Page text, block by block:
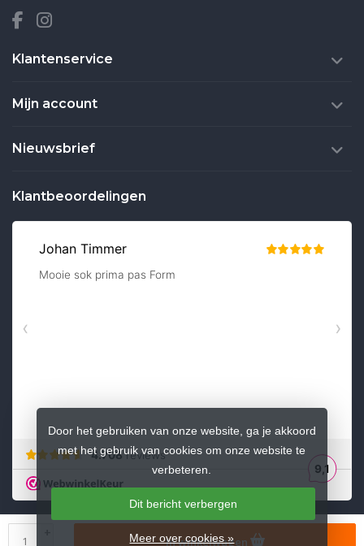
In winkelwagen
Klantenservice
Mijn account
Nieuwsbrief
Klantbeoordelingen
Door het gebruiken van onze website, ga je akkoord
met het gebruik van cookies om onze website te
verbeteren.
Dit bericht verbergen
Meer over cookies »